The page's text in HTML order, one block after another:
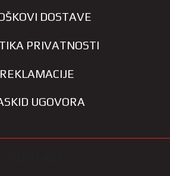
DOSTAVE
PRIVATNOSTI
REKLAMACIJE
UGOVORA